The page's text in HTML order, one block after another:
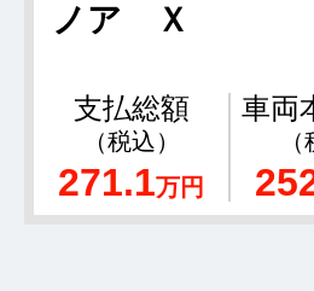
ノア Ｘ
支払総額
（税込）
271.1万円
車両